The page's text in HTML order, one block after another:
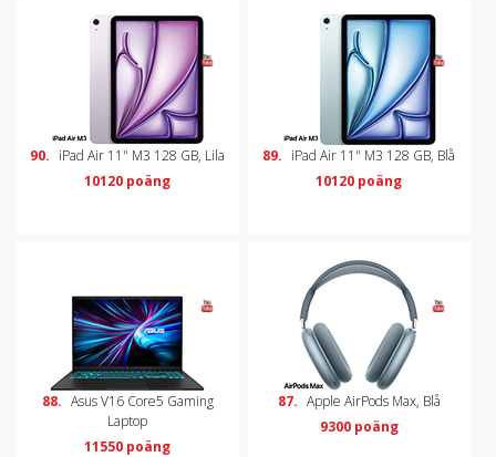
90. iPad Air 11" M3 128 GB, Lila
10120 poäng
89. iPad Air 11" M3 128 GB, Blå
10120 poäng
88. Asus V16 Core5 Gaming
Laptop
11550 poäng
87. Apple AirPods Max, Blå
9300 poäng